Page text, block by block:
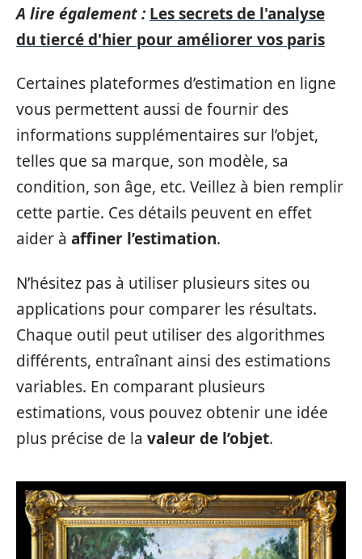
A lire également : Les secrets de l'analyse
du tiercé d'hier pour améliorer vos paris
Certaines plateformes d’estimation en ligne
vous permettent aussi de fournir des
informations supplémentaires sur l’objet,
telles que sa marque, son modèle, sa
condition, son âge, etc. Veillez à bien remplir
cette partie. Ces détails peuvent en effet
aider à affiner l’estimation.
N’hésitez pas à utiliser plusieurs sites ou
applications pour comparer les résultats.
Chaque outil peut utiliser des algorithmes
différents, entraînant ainsi des estimations
variables. En comparant plusieurs
estimations, vous pouvez obtenir une idée
plus précise de la valeur de l’objet.